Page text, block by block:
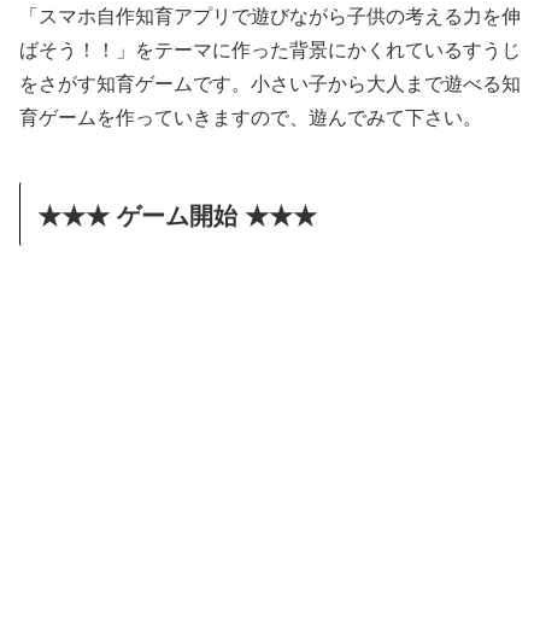
「スマホ自作知育アプリで遊びながら子供の考える力を伸
ばそう！！」をテーマに作った背景にかくれているすうじ
をさがす知育ゲームです。小さい子から大人まで遊べる知
育ゲームを作っていきますので、遊んでみて下さい。
★★★ ゲーム開始 ★★★